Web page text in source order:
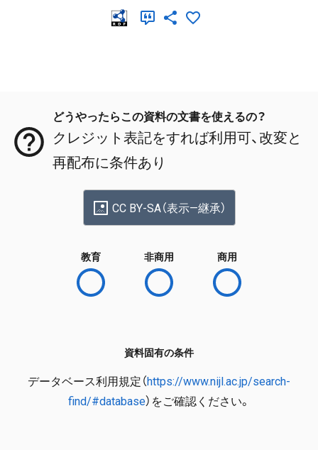
どうやったらこの資料の文書を使えるの？
クレジット表記をすれば利用可、改変と
再配布に条件あり
CC BY-SA（表示—継承）
教育 非商用 商用
資料固有の条件
データベース利用規定（https://www.nijl.ac.jp/search-
find/#database）をご確認ください。